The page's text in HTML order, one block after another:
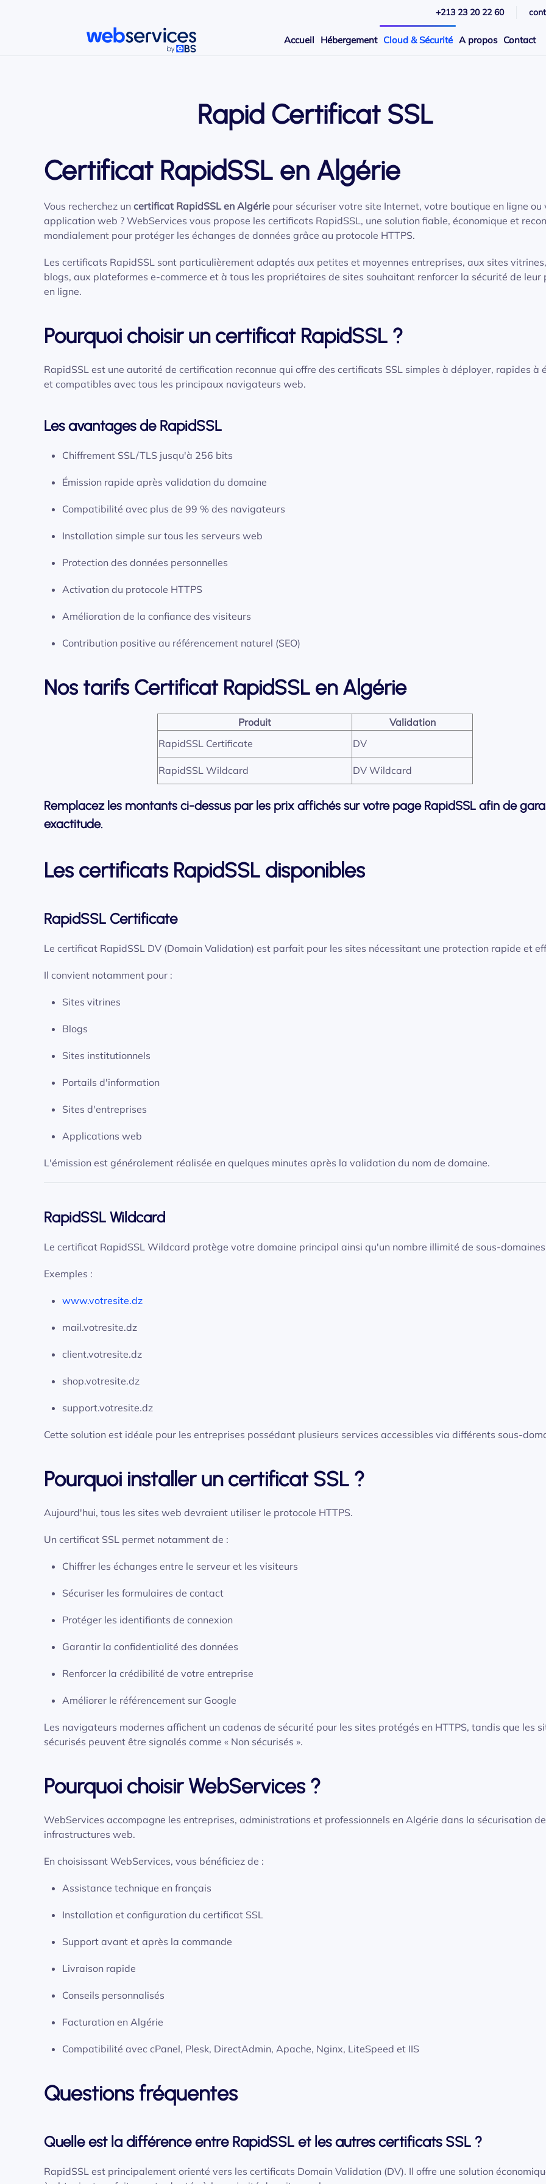
Accéder au contenu principal
+213 23 20 22 60
Accueil Hébergement Cloud & Sécurité A propos Contact
Rapid Certificat SSL
Certificat RapidSSL en Algérie
Vous recherchez un certificat RapidSSL en Algérie pour sécuriser votre site Internet, votre boutique en ligne ou
application web ? WebServices vous propose les certificats RapidSSL, une solution fiable, économique et
mondialement pour protéger les échanges de données grâce au protocole HTTPS.
Les certificats RapidSSL sont particulièrement adaptés aux petites et moyennes entreprises, aux sites
blogs, aux plateformes e-commerce et à tous les propriétaires de sites souhaitant renforcer la sécurité de leur
en ligne.
Pourquoi choisir un certificat RapidSSL ?
RapidSSL est une autorité de certification reconnue qui offre des certificats SSL simples à déployer, rapides à
et compatibles avec tous les principaux navigateurs web.
Les avantages de RapidSSL
Chiffrement SSL/TLS jusqu'à 256 bits
Émission rapide après validation du domaine
Compatibilité avec plus de 99 % des navigateurs
Installation simple sur tous les serveurs web
Protection des données personnelles
Activation du protocole HTTPS
Amélioration de la confiance des visiteurs
Contribution positive au référencement naturel (SEO)
Nos tarifs Certificat RapidSSL en Algérie
Produit
Validation
RapidSSL Certificate
DV
RapidSSL Wildcard DV Wildcard
Remplacez les montants ci-dessus par les prix affichés sur votre page RapidSSL afin de
exactitude.
Les certificats RapidSSL disponibles
RapidSSL Certificate
Le certificat RapidSSL DV (Domain Validation) est parfait pour les sites nécessitant une protection rapide et
Il convient notamment pour :
Sites vitrines
Blogs
Sites institutionnels
Portails d'information
Sites d'entreprises
Applications web
L'émission est généralement réalisée en quelques minutes après la validation du nom de domaine.
RapidSSL Wildcard
Le certificat RapidSSL Wildcard protège votre domaine principal ainsi qu'un nombre illimité de sous-
Exemples :
www.votresite.dz
mail.votresite.dz
client.votresite.dz
shop.votresite.dz
support.votresite.dz
Cette solution est idéale pour les entreprises possédant plusieurs services accessibles via différents sous-
Pourquoi installer un certificat SSL ?
Aujourd'hui, tous les sites web devraient utiliser le protocole HTTPS.
Un certificat SSL permet notamment de :
Chiffrer les échanges entre le serveur et les visiteurs
Sécuriser les formulaires de contact
Protéger les identifiants de connexion
Garantir la confidentialité des données
Renforcer la crédibilité de votre entreprise
Améliorer le référencement sur Google
Les navigateurs modernes affichent un cadenas de sécurité pour les sites protégés en HTTPS, tandis que les
sécurisés peuvent être signalés comme « Non sécurisés ».
Pourquoi choisir WebServices ?
WebServices accompagne les entreprises, administrations et professionnels en Algérie dans la sécurisation
infrastructures web.
En choisissant WebServices, vous bénéficiez de :
Assistance technique en français
Installation et configuration du certificat SSL
Support avant et après la commande
Livraison rapide
Conseils personnalisés
Facturation en Algérie
Compatibilité avec cPanel, Plesk, DirectAdmin, Apache, Nginx, LiteSpeed et IIS
Questions fréquentes
Quelle est la différence entre RapidSSL et les autres certificats SSL ?
RapidSSL est principalement orienté vers les certificats Domain Validation (DV). Il offre une solution